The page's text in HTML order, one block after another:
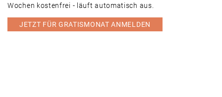
PORTAL E-MAGAZIN
Wochen kostenfrei - läuft automatisch aus.
JETZT FÜR GRATISMONAT ANMELDEN